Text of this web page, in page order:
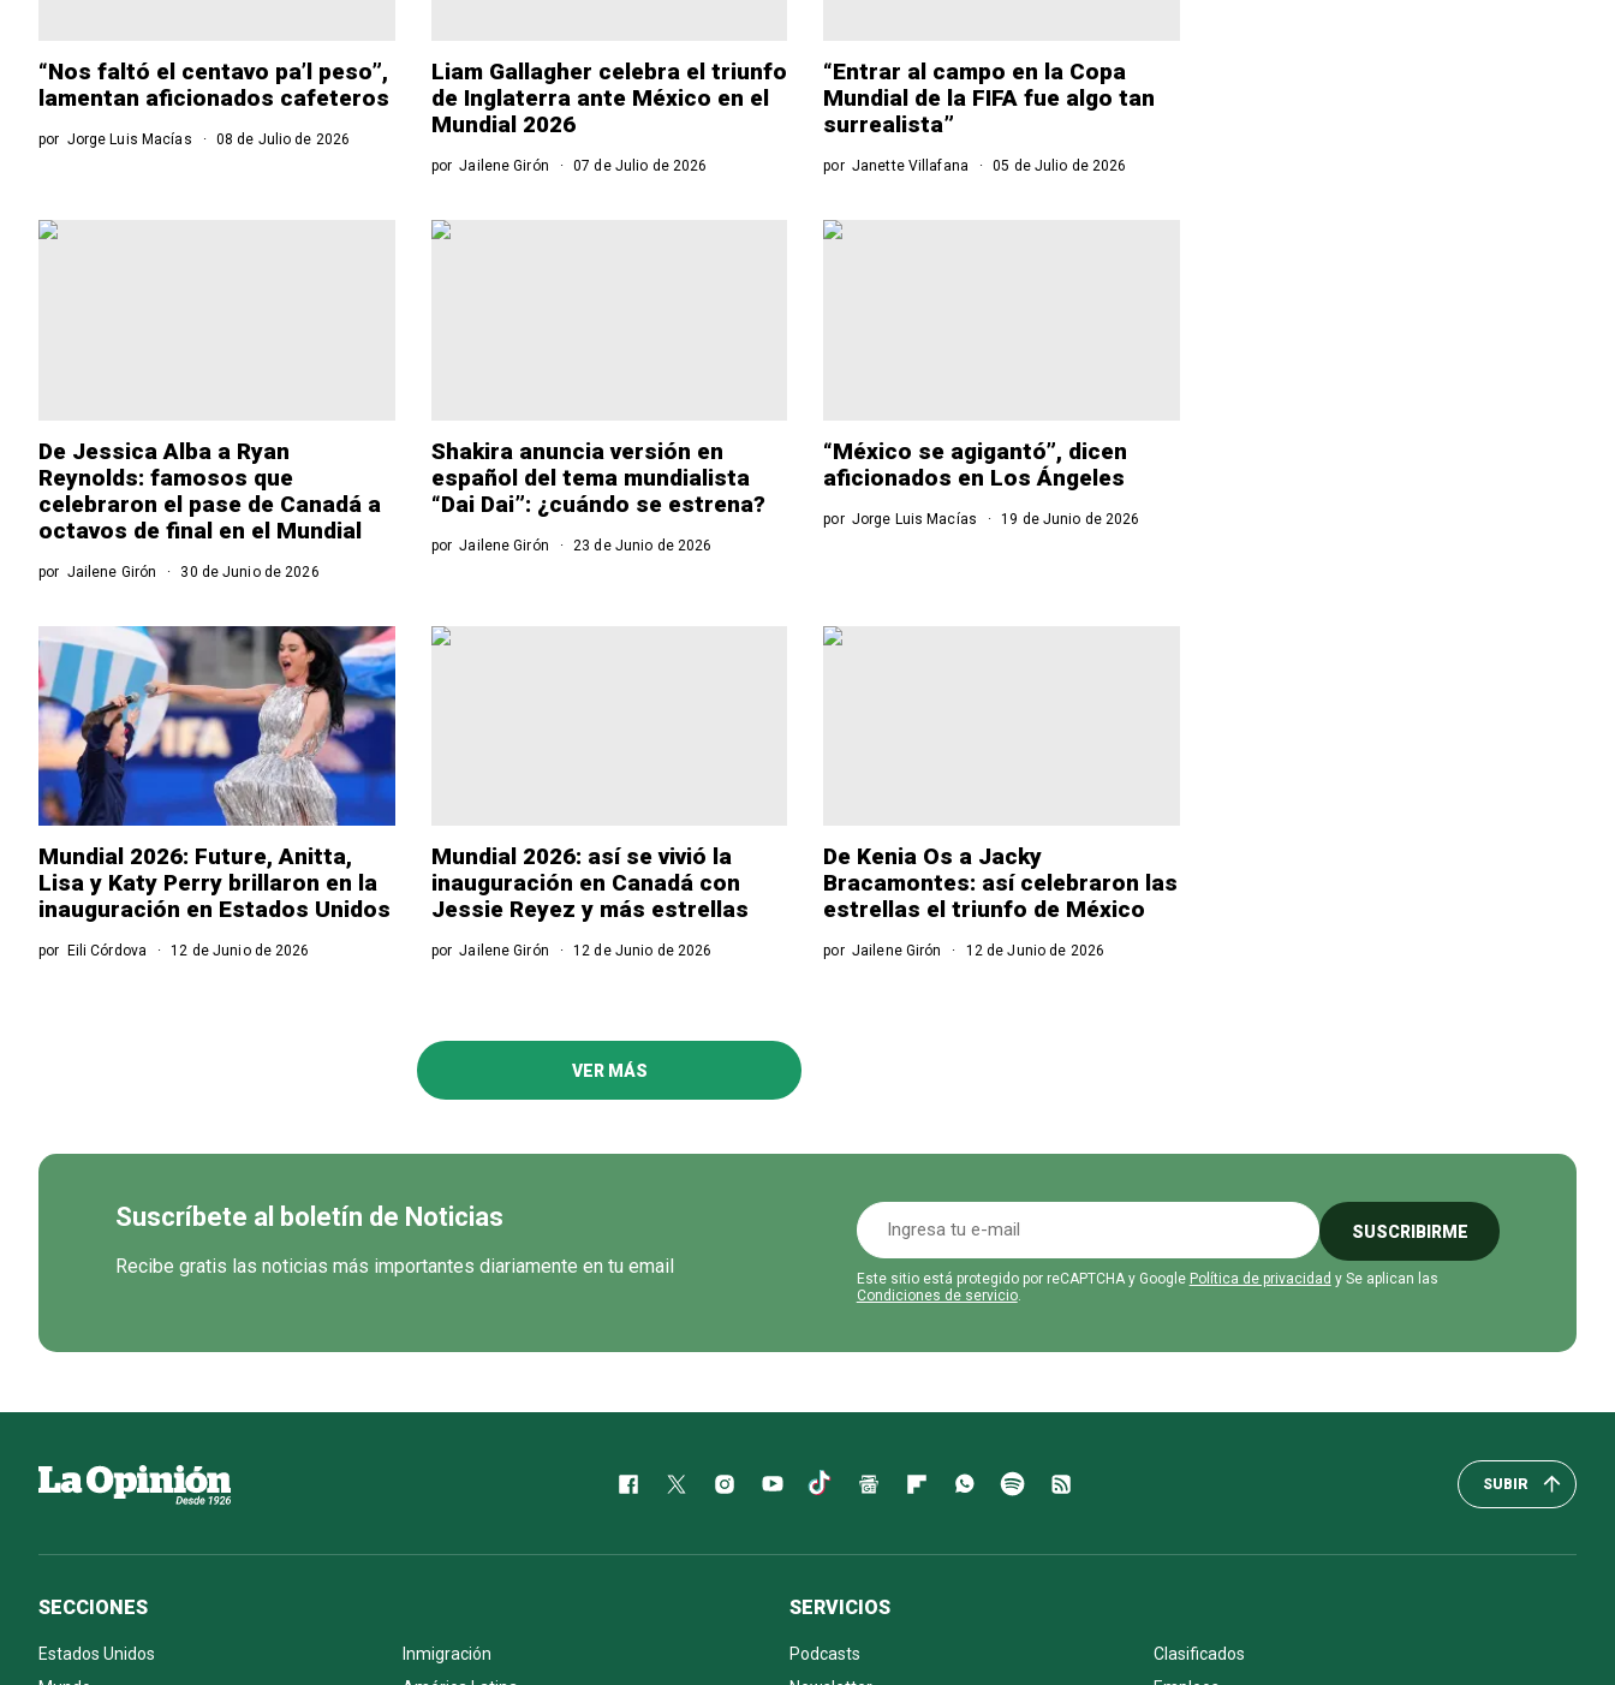
“Nos faltó el centavo pa’l peso”,
lamentan aficionados cafeteros
por Jorge Luis Macías 08 de Julio de 2026
Liam Gallagher celebra el triunfo
de Inglaterra ante México en el
Mundial 2026
porJailene Girón 07 de Julio de 2026
“Entrar al campo en la Copa
Mundial de la FIFA fue algo tan
surrealista”
por Janette Villafana 05 de Julio de 2026
De Jessica Alba a Ryan
Reynolds: famosos que
celebraron el pase de Canadá a
octavos de final en el Mundial
por Jailene Girón 30 de Junio de 2026
Shakira anuncia versión en
español del tema mundialista
“Dai Dai”: ¿cuándo se estrena?
porJailene Girón 23 de Junio de 2026
“México se agigantó”, dicen
aficionados en Los Ángeles
por Jorge Luis Macías 19 de Junio de 2026
Mundial 2026: Future, Anitta,
Lisa y Katy Perry brillaron en la
inauguración en Estados Unidos
por Eili Córdova 12 de Junio de 2026
Mundial 2026: así se vivió la
inauguración en Canadá con
Jessie Reyez y más estrellas
porJailene Girón 12 de Junio de 2026
De Kenia Os a Jacky
Bracamontes: así celebraron las
estrellas el triunfo de México
por Jailene Girón 12 de Junio de 2026
VER MÁS
Suscríbete al boletín de Noticias
Recibe gratis las noticias más importantes diariamente en tu email
SUSCRIBIRME
Este sitio está protegido por reCAPTCHA y Google Política de privacidad y Se aplican las
Condiciones de servicio.
SUBIR
SECCIONES
Estados Unidos
Inmigración
SERVICIOS
Podcasts
Clasificados